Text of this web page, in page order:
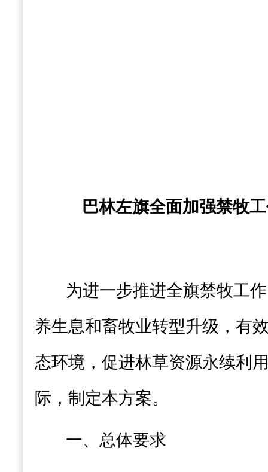
巴林左旗全面加强禁牧
为进一步推进全旗禁牧工
养生息和畜牧业转型升级，有
态环境，促进林草资源永续利
际，制定本方案。
一、总体要求